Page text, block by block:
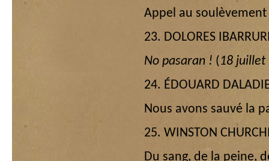
Appel au
23. DOLORES
No pasaran ! (18 juillet
24. ÉDOUARD
Nous avons sauvé la
25. WINSTON
Du sang, de la peine,